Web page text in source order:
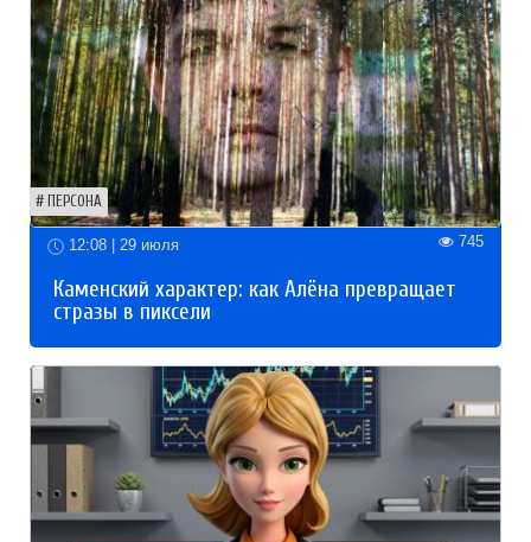
ПЕРСОНА
12:08 | 29 июля 745
Каменский характер: как Алёна превращает
стразы в пиксели